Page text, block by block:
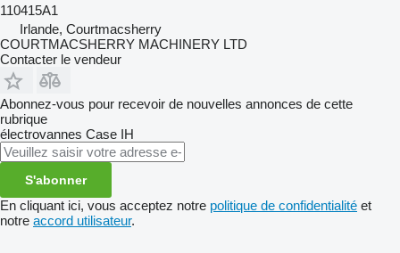
110415A1
Irlande, Courtmacsherry
COURTMACSHERRY MACHINERY LTD
Contacter le vendeur
Abonnez-vous pour recevoir de nouvelles annonces de cette
rubrique
électrovannes Case IH
S'abonner
En cliquant ici, vous acceptez notre politique de confidentialité et
notre accord utilisateur.